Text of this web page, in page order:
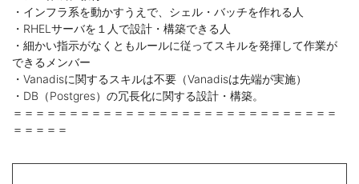
・インフラ系を動かすうえで、シェル・バッチを作れる人
・RHELサーバを１人で設計・構築できる人
・細かい指示がなくともルールに従ってスキルを発揮して作業が
できるメンバー
・Vanadisに関するスキルは不要（Vanadisは先端が実施）
・DB（Postgres）の冗長化に関する設計・構築。
＝＝＝＝＝＝＝＝＝＝＝＝＝＝＝＝＝＝＝＝＝＝＝＝＝＝＝＝＝
＝＝＝＝＝